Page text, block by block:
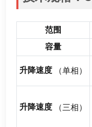
范围
容量
升降速度 （单相）
升降速度 （三相）